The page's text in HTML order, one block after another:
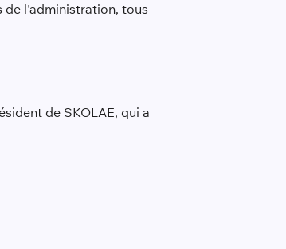
de l'administration, tous
de SKOLAE, qui a